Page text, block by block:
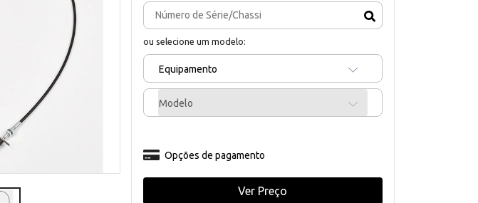
ou selecione um modelo:
Equipamento
Modelo
Opções de pagamento
Ver Preço